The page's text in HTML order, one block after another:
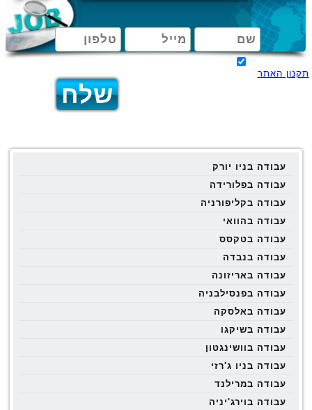
תקנון האתר
עבודה בניו יורק
עבודה בפלורידה
עבודה בקליפורניה
עבודה בהוואי
עבודה בטקסס
עבודה בנבדה
עבודה באריזונה
עבודה בפנסילבניה
עבודה באלסקה
עבודה בשיקגו
עבודה בוושינגטון
עבודה בניו ג'רזי
עבודה במרילנד
עבודה בוירג'יניה